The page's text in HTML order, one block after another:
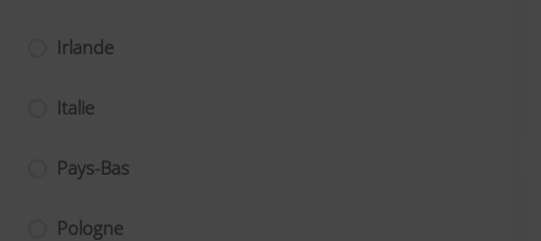
Irlande
Italie
Pays-Bas
Pologne